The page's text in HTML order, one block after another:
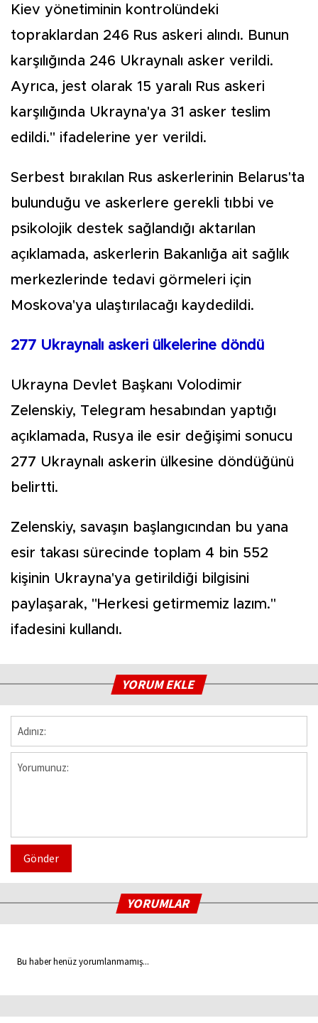
Kiev yönetiminin kontrolündeki
topraklardan 246 Rus askeri alındı. Bunun
karşılığında 246 Ukraynalı asker verildi.
Ayrıca, jest olarak 15 yaralı Rus askeri
karşılığında Ukrayna'ya 31 asker teslim
edildi." ifadelerine yer verildi.
Serbest bırakılan Rus askerlerinin Belarus'ta
bulunduğu ve askerlere gerekli tıbbi ve
psikolojik destek sağlandığı aktarılan
açıklamada, askerlerin Bakanlığa ait sağlık
merkezlerinde tedavi görmeleri için
Moskova'ya ulaştırılacağı kaydedildi.
277 Ukraynalı askeri ülkelerine döndü
Ukrayna Devlet Başkanı Volodimir
Zelenskiy, Telegram hesabından yaptığı
açıklamada, Rusya ile esir değişimi sonucu
277 Ukraynalı askerin ülkesine döndüğünü
belirtti.
Zelenskiy, savaşın başlangıcından bu yana
esir takası sürecinde toplam 4 bin 552
kişinin Ukrayna'ya getirildiği bilgisini
paylaşarak, "Herkesi getirmemiz lazım."
ifadesini kullandı.
YORUM EKLE
Gönder
YORUMLAR
Bu haber henüz yorumlanmamış...